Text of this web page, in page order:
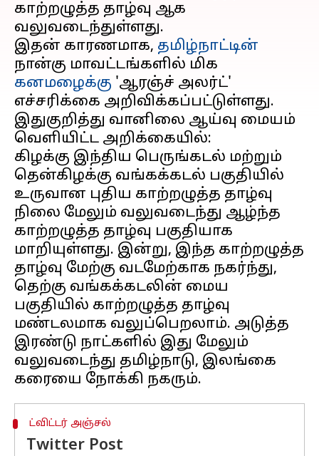
காற்றழுத்த தாழ்வு ஆக
வலுவடைந்துள்ளது.
இதன் காரணமாக, தமிழ்நாட்டின்
நான்கு மாவட்டங்களில் மிக
கனமழைக்கு 'ஆரஞ்ச் அலர்ட்'
எச்சரிக்கை அறிவிக்கப்பட்டுள்ளது.
இதுகுறித்து வானிலை ஆய்வு மையம்
வெளியிட்ட அறிக்கையில்:
கிழக்கு இந்திய பெருங்கடல் மற்றும்
தென்கிழக்கு வங்கக்கடல் பகுதியில்
உருவான புதிய காற்றழுத்த தாழ்வு
நிலை மேலும் வலுவடைந்து ஆழ்ந்த
காற்றழுத்த தாழ்வு பகுதியாக
மாறியுள்ளது. இன்று, இந்த காற்றழுத்த
தாழ்வு மேற்கு வடமேற்காக நகர்ந்து,
தெற்கு வங்கக்கடலின் மைய
பகுதியில் காற்றழுத்த தாழ்வு
மண்டலமாக வலுப்பெறலாம். அடுத்த
இரண்டு நாட்களில் இது மேலும்
வலுவடைந்து தமிழ்நாடு, இலங்கை
ட்விட்டர் அஞ்சல்
Twitter Post